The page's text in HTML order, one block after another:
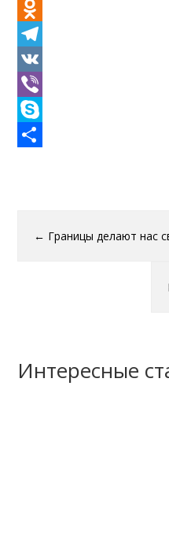
Mail.Ru
Odnoklassniki
Telegram
VK
Viber
Skype
← Границы делают нас
Интересные